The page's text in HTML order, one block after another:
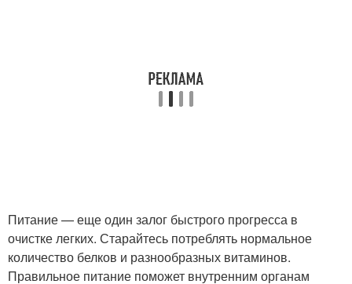
Питание — еще один залог быстрого прогресса в
очистке легких. Старайтесь потреблять нормальное
количество белков и разнообразных витаминов.
Правильное питание поможет внутренним органам